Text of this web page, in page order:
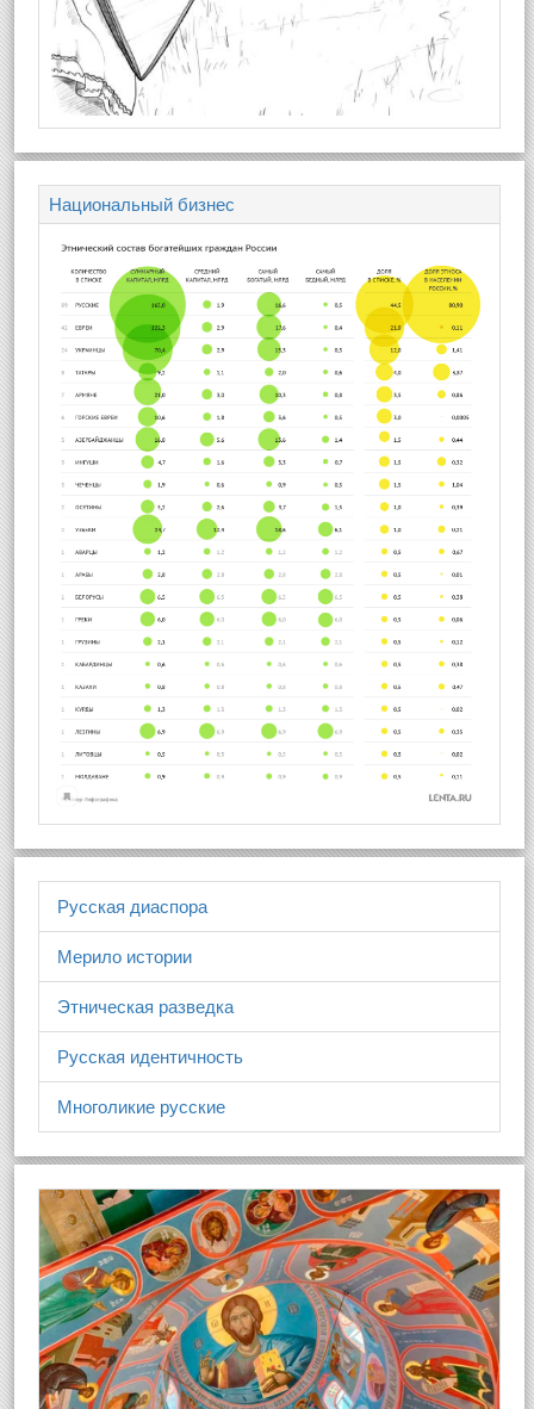
Национальный бизнес
Русская диаспора
Мерило истории
Этническая разведка
Русская идентичность
Многоликие русские